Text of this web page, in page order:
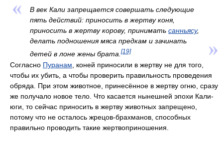
В век Кали запрещается совершать следующие
пять действий: приносить в жертву коня,
приносить в жертву корову, принимать санньясу,
делать подношения мяса предкам и зачинать
детей в лоне жены брата.[19]
Согласно Пуранам , коней приносили в жертву не для того,
чтобы их убить, а чтобы проверить правильность проведения
обряда. При этом животное, принесённое в жертву огню, сразу
же получало новое тело. Что касается нынешней эпохи Кали-
юги, то сейчас приносить в жертву животных запрещено,
потому что не осталось жрецов-брахманов, способных
правильно проводить такие жертвоприношения.